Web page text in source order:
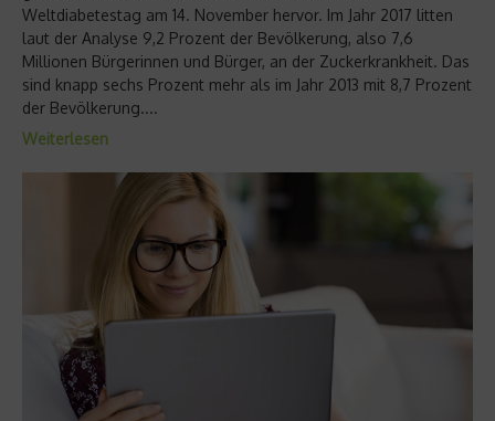
Weltdiabetestag am 14. November hervor. Im Jahr 2017 litten
laut der Analyse 9,2 Prozent der Bevölkerung, also 7,6
Millionen Bürgerinnen und Bürger, an der Zuckerkrankheit. Das
sind knapp sechs Prozent mehr als im Jahr 2013 mit 8,7 Prozent
der Bevölkerung....
Weiterlesen